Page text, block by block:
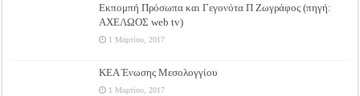
Εκπομπή Πρόσωπα και Γεγονότα Π Ζωγράφος (πηγή:
ΑΧΕΛΩΟΣ web tv)
1 Μαρτίου, 2017
ΚΕΑ Ένωσης Μεσολογγίου
1 Μαρτίου, 2017